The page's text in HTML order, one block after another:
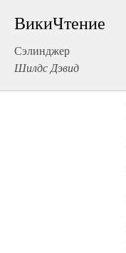
ВикиЧтение
Сэлинджер
Шилдс Дэвид